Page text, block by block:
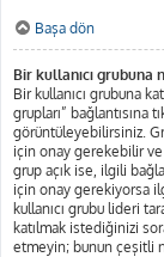
Başa dön
Bir kullanıcı grubuna
Bir kullanıcı grubuna
grupları” bağlantısına
görüntüleyebilirsiniz.
için onay gerekebilir ve
grup açık ise, ilgili
için onay gerekiyorsa
kullanıcı grubu lideri
katılmak istediğinizi
etmeyin; bunun çeşitli